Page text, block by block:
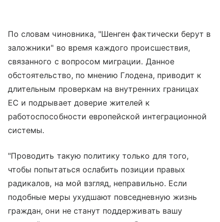
По словам чиновника, "Шенген фактически берут в
заложники" во время каждого происшествия,
связанного с вопросом миграции. Данное
обстоятельство, по мнению Глодена, приводит к
длительным проверкам на внутренних границах
ЕС и подрывает доверие жителей к
работоспособности европейской интеграционной
системы.
"Проводить такую политику только для того,
чтобы попытаться ослабить позиции правых
радикалов, на мой взгляд, неправильно. Если
подобные меры ухудшают повседневную жизнь
граждан, они не станут поддерживать вашу